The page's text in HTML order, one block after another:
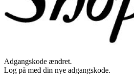
Adgangskode ændret.
Log på med din nye adgangskode.